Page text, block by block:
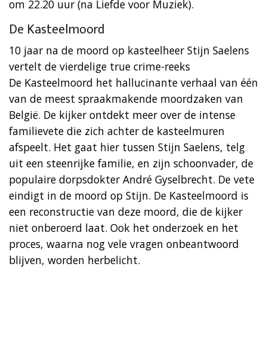
om 22.20 uur (na Liefde voor Muziek).
De Kasteelmoord
10 jaar na de moord op kasteelheer Stijn Saelens
vertelt de vierdelige true crime-reeks
De Kasteelmoord het hallucinante verhaal van één
van de meest spraakmakende moordzaken van
België. De kijker ontdekt meer over de intense
familievete die zich achter de kasteelmuren
afspeelt. Het gaat hier tussen Stijn Saelens, telg
uit een steenrijke familie, en zijn schoonvader, de
populaire dorpsdokter André Gyselbrecht. De vete
eindigt in de moord op Stijn. De Kasteelmoord is
een reconstructie van deze moord, die de kijker
niet onberoerd laat. Ook het onderzoek en het
proces, waarna nog vele vragen onbeantwoord
blijven, worden herbelicht.